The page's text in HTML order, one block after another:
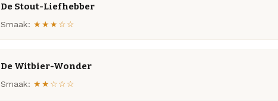
De Stout-Liefhebber
Smaak: ★★★☆☆
De Witbier-Wonder
Smaak: ★★☆☆☆